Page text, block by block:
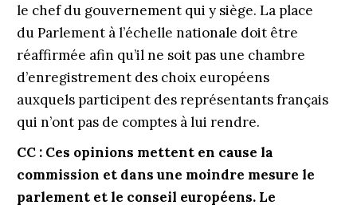
le chef du gouvernement qui y siège. La place
du Parlement à l’échelle nationale doit être
réaffirmée afin qu’il ne soit pas une chambre
d’enregistrement des choix européens
auxquels participent des représentants français
qui n’ont pas de comptes à lui rendre.
CC : Ces opinions mettent en cause la
commission et dans une moindre mesure le
parlement et le conseil européens. Le